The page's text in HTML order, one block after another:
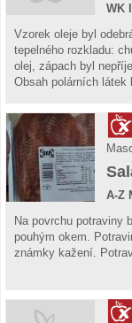
WK
Vzorek oleje byl
tepelného rozkladu:
olej, zápach byl
Obsah polárních
A-Z
Na povrchu
pouhým okem.
známky kažení.